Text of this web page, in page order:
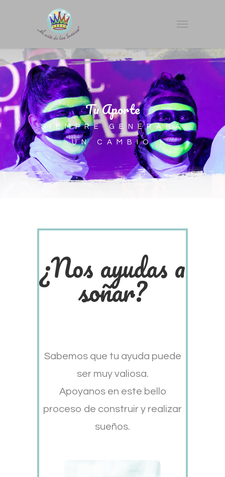
Tu Aporte
SIEMPRE GENERARÁ
UN CAMBIO
¿Nos ayudas a
soñar?
Sabemos que tu ayuda puede
ser muy valiosa.
Apoyanos en este bello
proceso de construir y realizar
sueños.